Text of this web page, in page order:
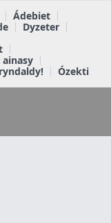
Ádebiet
Dyzeter
Ózekti